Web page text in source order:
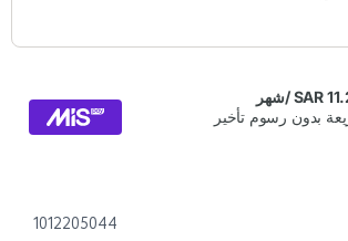
1012205044